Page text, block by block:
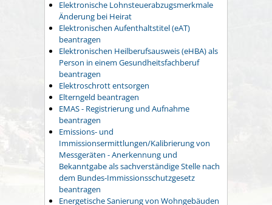
Elektronische Lohnsteuerabzugsmerkmale
Änderung bei Heirat
Elektronischen Aufenthaltstitel (eAT)
beantragen
Elektronischen Heilberufsausweis (eHBA) als
Person in einem Gesundheitsfachberuf
beantragen
Elektroschrott entsorgen
Elterngeld beantragen
EMAS - Registrierung und Aufnahme
beantragen
Emissions- und
Immissionsermittlungen/Kalibrierung von
Messgeräten - Anerkennung und
Bekanntgabe als sachverständige Stelle nach
dem Bundes-Immissionsschutzgesetz
beantragen
Energetische Sanierung von Wohngebäuden